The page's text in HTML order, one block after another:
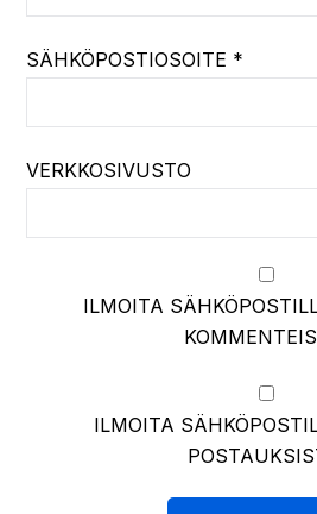
SÄHKÖPOSTIOSOITE *
VERKKOSIVUSTO
ILMOITA
ILMOITA